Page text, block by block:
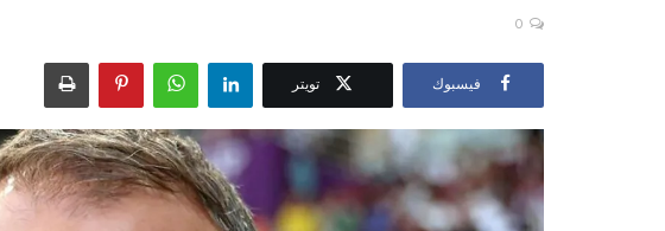
0
فيسبوك تويتر